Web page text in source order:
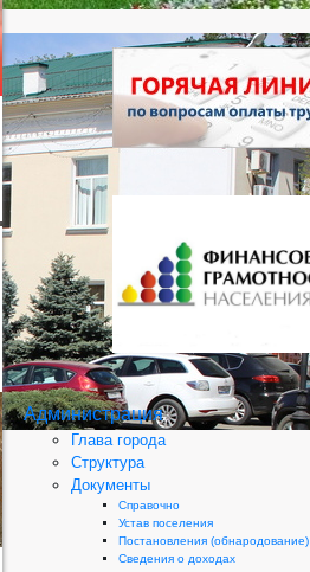
Администрация
Глава города
Структура
Документы
Справочно
Устав поселения
Постановления (обнародование)
Сведения о доходах